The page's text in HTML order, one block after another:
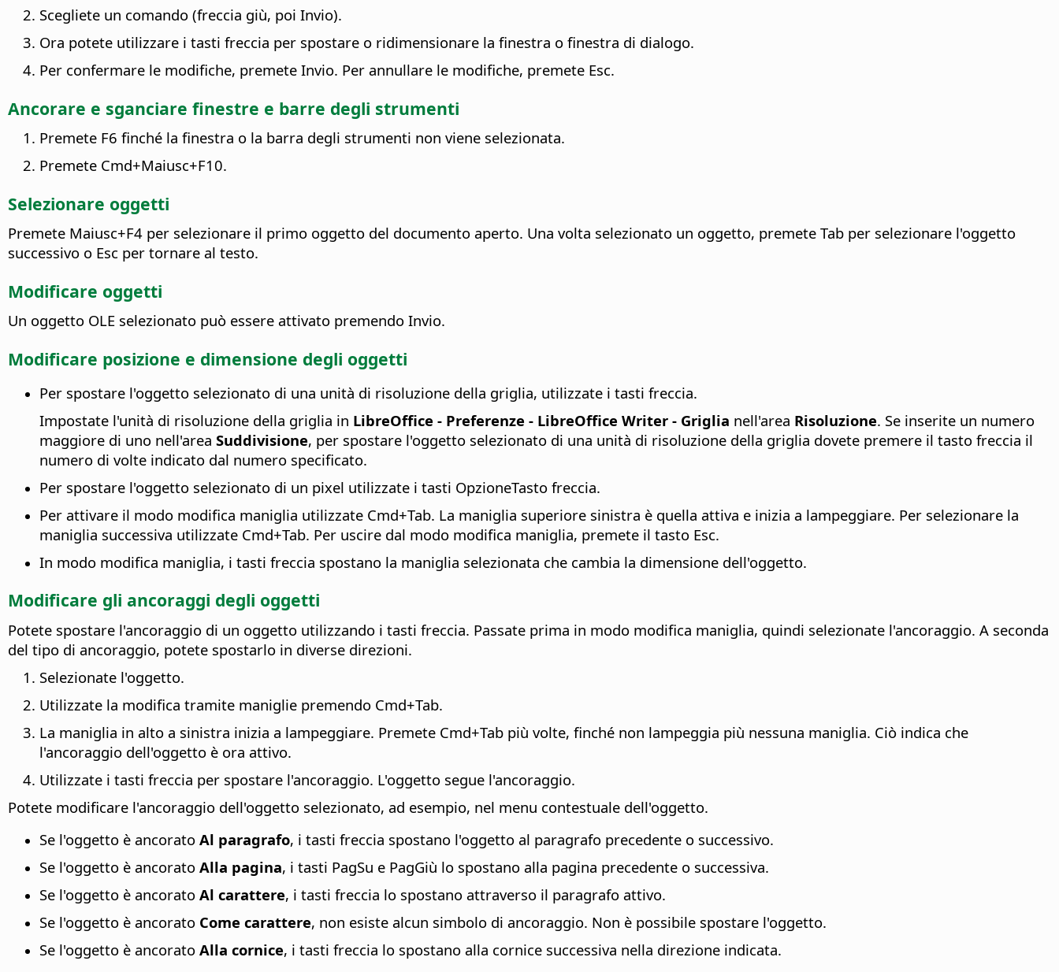
Scegliete un comando (freccia giù, poi Invio).
Ora potete utilizzare i tasti freccia per spostare o ridimensionare la finestra o finestra di dialogo.
Per confermare le modifiche, premete Invio. Per annullare le modifiche, premete Esc.
Ancorare e sganciare finestre e barre degli strumenti
Premete F6 finché la finestra o la barra degli strumenti non viene selezionata.
Premete Cmd+Maiusc+F10.
Selezionare oggetti
Premete Maiusc+F4 per selezionare il primo oggetto del documento aperto. Una volta selezionato un oggetto, premete Tab per selezionare l'oggetto
successivo o Esc per tornare al testo.
Modificare oggetti
Un oggetto OLE selezionato può essere attivato premendo Invio.
Modificare posizione e dimensione degli oggetti
Per spostare l'oggetto selezionato di una unità di risoluzione della griglia, utilizzate i tasti freccia.
Impostate l'unità di risoluzione della griglia in LibreOffice - Preferenze - LibreOffice Writer - Griglia nell'area Risoluzione. Se inserite un numero
maggiore di uno nell'area Suddivisione, per spostare l'oggetto selezionato di una unità di risoluzione della griglia dovete premere il tasto freccia il
numero di volte indicato dal numero specificato.
Per spostare l'oggetto selezionato di un pixel utilizzate i tasti OpzioneTasto freccia.
Per attivare il modo modifica maniglia utilizzate Cmd+Tab. La maniglia superiore sinistra è quella attiva e inizia a lampeggiare. Per selezionare la
maniglia successiva utilizzate Cmd+Tab. Per uscire dal modo modifica maniglia, premete il tasto Esc.
In modo modifica maniglia, i tasti freccia spostano la maniglia selezionata che cambia la dimensione dell'oggetto.
Modificare gli ancoraggi degli oggetti
Potete spostare l'ancoraggio di un oggetto utilizzando i tasti freccia. Passate prima in modo modifica maniglia, quindi selezionate l'ancoraggio. A seconda
del tipo di ancoraggio, potete spostarlo in diverse direzioni.
Selezionate l'oggetto.
Utilizzate la modifica tramite maniglie premendo Cmd+Tab.
La maniglia in alto a sinistra inizia a lampeggiare. Premete Cmd+Tab più volte, finché non lampeggia più nessuna maniglia. Ciò indica che
l'ancoraggio dell'oggetto è ora attivo.
Utilizzate i tasti freccia per spostare l'ancoraggio. L'oggetto segue l'ancoraggio.
Potete modificare l'ancoraggio dell'oggetto selezionato, ad esempio, nel menu contestuale dell'oggetto.
Se l'oggetto è ancorato Al paragrafo, i tasti freccia spostano l'oggetto al paragrafo precedente o successivo.
Se l'oggetto è ancorato Alla pagina, i tasti PagSu e PagGiù lo spostano alla pagina precedente o successiva.
Se l'oggetto è ancorato Al carattere, i tasti freccia lo spostano attraverso il paragrafo attivo.
Se l'oggetto è ancorato Come carattere, non esiste alcun simbolo di ancoraggio. Non è possibile spostare l'oggetto.
Se l'oggetto è ancorato Alla cornice, i tasti freccia lo spostano alla cornice successiva nella direzione indicata.